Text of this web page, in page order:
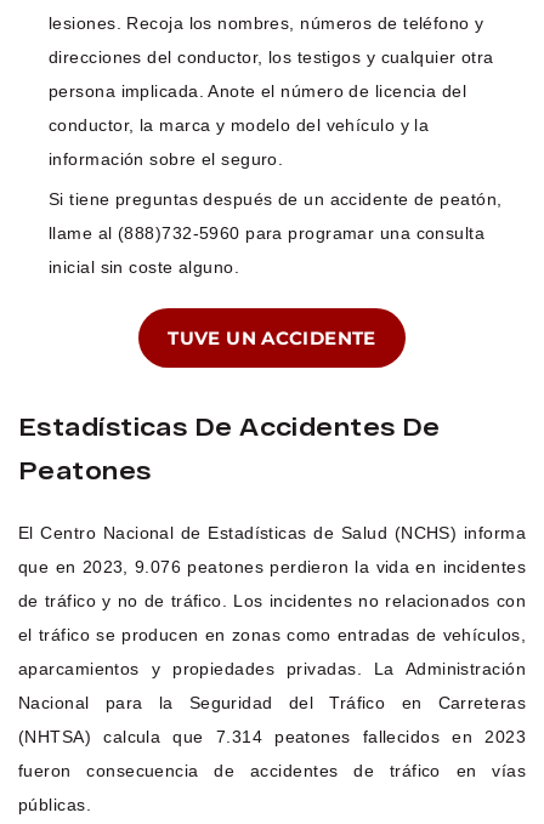
lesiones. Recoja los nombres, números de teléfono y
direcciones del conductor, los testigos y cualquier otra
persona implicada. Anote el número de licencia del
conductor, la marca y modelo del vehículo y la
información sobre el seguro.
Si tiene preguntas después de un accidente de peatón,
llame al (888)732-5960 para programar una consulta
inicial sin coste alguno.
TUVE UN ACCIDENTE
Estadísticas De Accidentes De
Peatones
El Centro Nacional de Estadísticas de Salud (NCHS) informa
que en 2023, 9.076 peatones perdieron la vida en incidentes
de tráfico y no de tráfico. Los incidentes no relacionados con
el tráfico se producen en zonas como entradas de vehículos,
aparcamientos y propiedades privadas. La Administración
Nacional para la Seguridad del Tráfico en Carreteras
(NHTSA) calcula que 7.314 peatones fallecidos en 2023
fueron consecuencia de accidentes de tráfico en vías
públicas.